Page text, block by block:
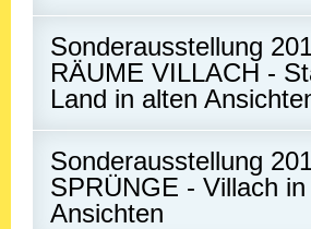
Sonderausstellung
RÄUME VILLACH -
Land in alten
Sonderausstellung
SPRÜNGE - Villach
Ansichten